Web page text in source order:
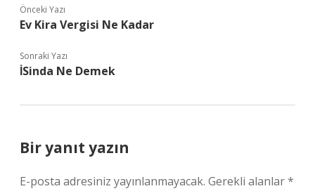
Önceki Yazı
Ev Kira Vergisi Ne Kadar
Sonraki Yazı
İSinda Ne Demek
Bir yanıt yazın
E-posta adresiniz yayınlanmayacak. Gerekli alanlar*